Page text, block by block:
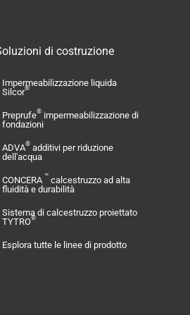
di costruzione
Impermeabilizzazione liquida
Silcor®
Preprufe® impermeabilizzazione di
fondazioni
ADVA® additivi per riduzione
dell'acqua
CONCERA™ calcestruzzo ad alta
fluidità e durabilità
Sistema di calcestruzzo proiettato
TYTRO®
Esplora tutte le linee di prodotto